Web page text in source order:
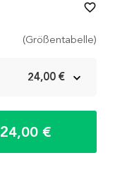
(Größentabelle)
24,00 €
24,00 €
favorite_border